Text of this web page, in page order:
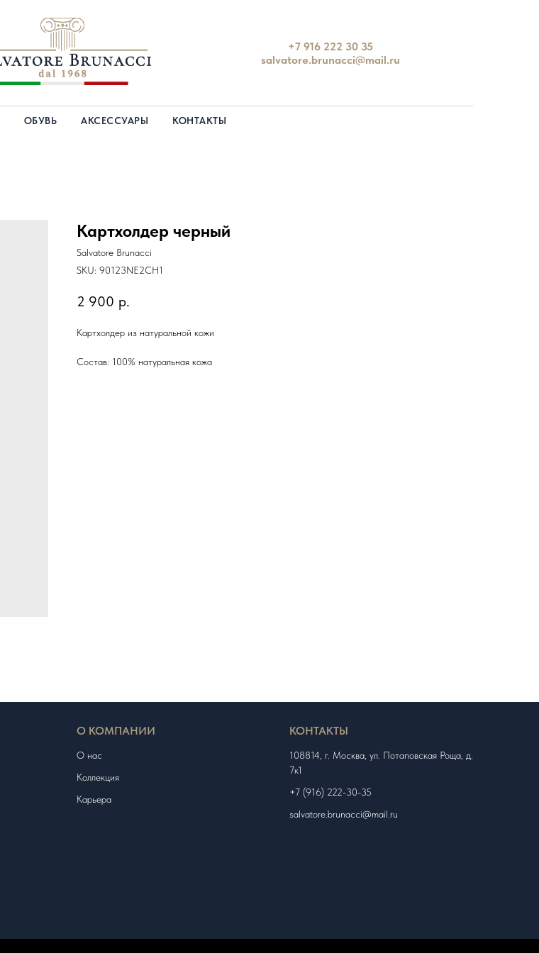
+7 916 222 30 35
salvatore.brunacci@mail.ru
ОБУВЬ АКСЕССУАРЫ КОНТАКТЫ
Картхолдер черный
Salvatore Brunacci
SKU: 90123NE2CH1
2 900 р.
Картхолдер из натуральной кожи
Состав: 100% натуральная кожа
О КОМПАНИИ
О нас
Коллекция
Карьера
КОНТАКТЫ
108814, г. Москва, ул. Потаповская Роща, д.
7к1
+7 (916) 222-30-35
salvatore.brunacci@mail.ru